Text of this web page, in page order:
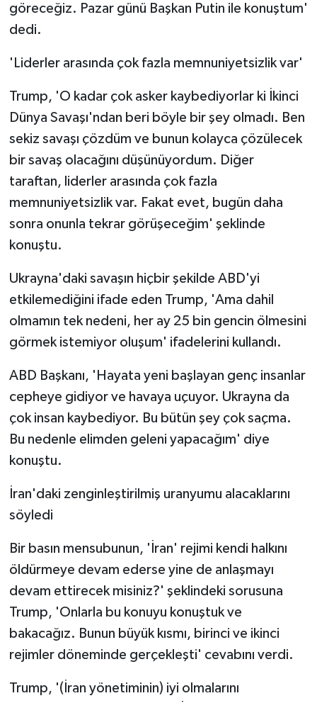
göreceğiz. Pazar günü Başkan Putin ile konuştum'
dedi.
'Liderler arasında çok fazla memnuniyetsizlik var'
Trump, 'O kadar çok asker kaybediyorlar ki İkinci
Dünya Savaşı'ndan beri böyle bir şey olmadı. Ben
sekiz savaşı çözdüm ve bunun kolayca çözülecek
bir savaş olacağını düşünüyordum. Diğer
taraftan, liderler arasında çok fazla
memnuniyetsizlik var. Fakat evet, bugün daha
sonra onunla tekrar görüşeceğim' şeklinde
konuştu.
Ukrayna'daki savaşın hiçbir şekilde ABD'yi
etkilemediğini ifade eden Trump, 'Ama dahil
olmamın tek nedeni, her ay 25 bin gencin ölmesini
görmek istemiyor oluşum' ifadelerini kullandı.
ABD Başkanı, 'Hayata yeni başlayan genç insanlar
cepheye gidiyor ve havaya uçuyor. Ukrayna da
çok insan kaybediyor. Bu bütün şey çok saçma.
Bu nedenle elimden geleni yapacağım' diye
konuştu.
İran'daki zenginleştirilmiş uranyumu alacaklarını
söyledi
Bir basın mensubunun, 'İran' rejimi kendi halkını
öldürmeye devam ederse yine de anlaşmayı
devam ettirecek misiniz?' şeklindeki sorusuna
Trump, 'Onlarla bu konuyu konuştuk ve
bakacağız. Bunun büyük kısmı, birinci ve ikinci
rejimler döneminde gerçekleşti' cevabını verdi.
Trump, '(İran yönetiminin) iyi olmalarını